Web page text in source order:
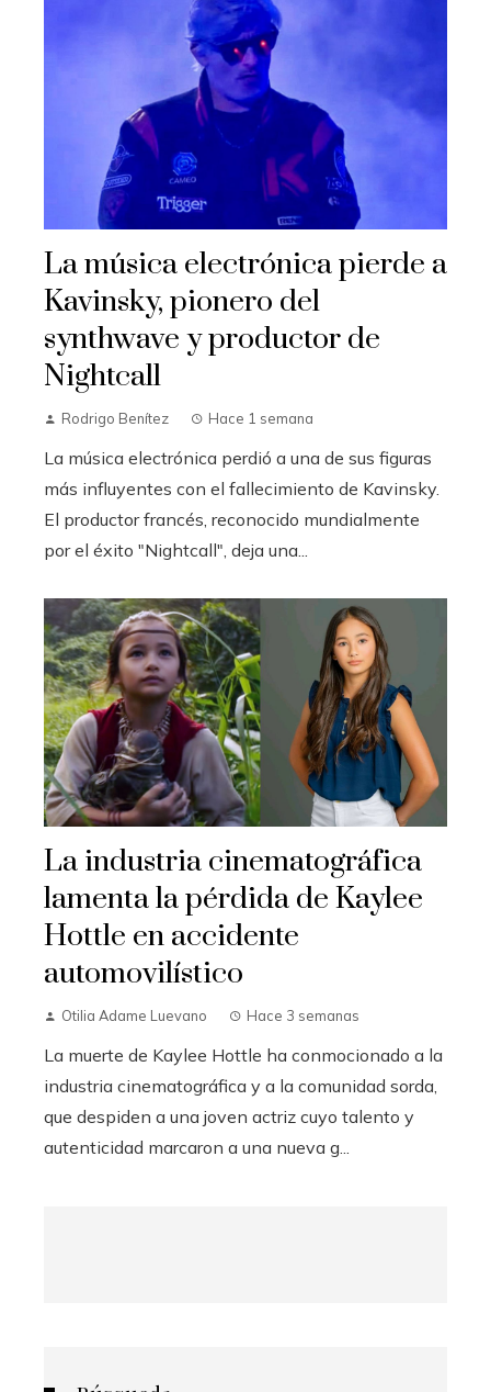
La música electrónica pierde a
Kavinsky, pionero del
synthwave y productor de
Nightcall
Rodrigo Benítez Hace 1 semana
La música electrónica perdió a una de sus figuras
más influyentes con el fallecimiento de Kavinsky.
El productor francés, reconocido mundialmente
por el éxito "Nightcall", deja una...
La industria cinematográfica
lamenta la pérdida de Kaylee
Hottle en accidente
automovilístico
Otilia Adame Luevano Hace 3 semanas
La muerte de Kaylee Hottle ha conmocionado a la
industria cinematográfica y a la comunidad sorda,
que despiden a una joven actriz cuyo talento y
autenticidad marcaron a una nueva g...